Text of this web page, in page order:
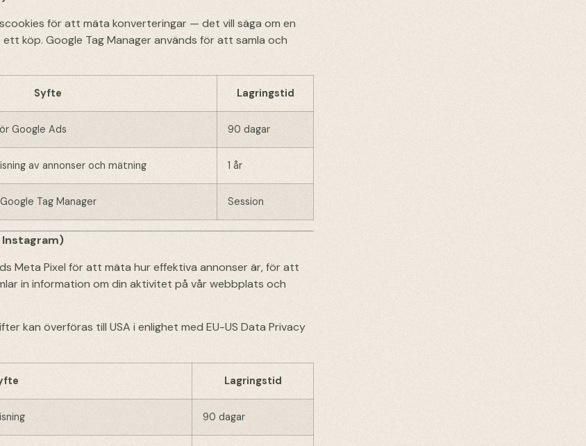
för att mäta konverteringar — det vill säga om en
köp. Google Tag Manager används för att samla och
Syfte Lagringstid
Google Ads 90 dagar
av annonser och mätning 1 år
Tag Manager Session
Instagram)
Meta Pixel för att mäta hur effektiva annonser är, för att
in information om din aktivitet på vår webbplats och
kan överföras till USA i enlighet med EU-US Data Privacy
Lagringstid
90 dagar